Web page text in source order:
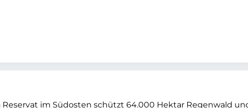
Reservat im Südosten schützt 64.000 Hektar Regenwald